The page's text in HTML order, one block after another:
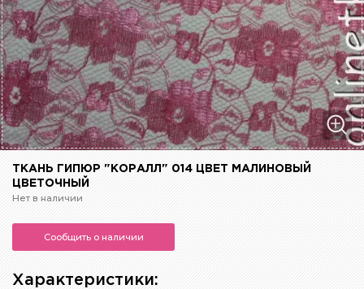
ТКАНЬ ГИПЮР "КОРАЛЛ" 014 ЦВЕТ МАЛИНОВЫЙ
ЦВЕТОЧНЫЙ
Нет в наличии
Сообщить о наличии
Характеристики: